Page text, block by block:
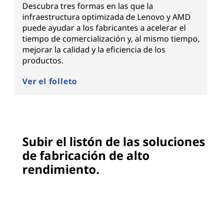
Descubra tres formas en las que la
infraestructura optimizada de Lenovo y AMD
puede ayudar a los fabricantes a acelerar el
tiempo de comercialización y, al mismo tiempo,
mejorar la calidad y la eficiencia de los
productos.
Ver el folleto
Subir el listón de las soluciones
de fabricación de alto
rendimiento.